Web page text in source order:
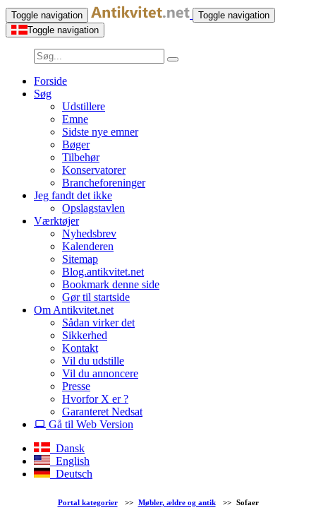
Toggle navigation
Toggle navigation
Toggle navigation
Forside
Søg
Udstillere
Emne
Sidste nye emner
Bøger
Tilbehør
Konservatorer
Brancheforeninger
Jeg fandt det ikke
Opslagstavlen
Værktøjer
Nyhedsbrev
Kalenderen
Sitemap
Blog.antikvitet.net
Bookmark denne side
Gør til startside
Om Antikvitet.net
Sådan virker det
Sikkerhed
Kontakt
Vil du udstille
Vil du annoncere
Presse
Hvorfor X er ?
Garanteret Nedsat
Gå til Web Version
Dansk
English
Deutsch
Portal kategorier >> Møbler, ældre og antik >> Sofaer